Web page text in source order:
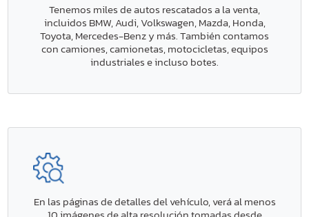
Tenemos miles de autos rescatados a la venta,
incluidos BMW, Audi, Volkswagen, Mazda, Honda,
Toyota, Mercedes-Benz y más. También contamos
con camiones, camionetas, motocicletas, equipos
industriales e incluso botes.
En las páginas de detalles del vehículo, verá al menos